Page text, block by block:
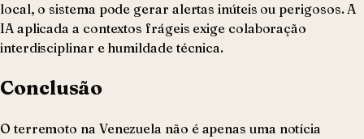
local, o sistema pode gerar alertas inúteis ou perigosos. A
IA aplicada a contextos frágeis exige colaboração
interdisciplinar e humildade técnica.
Conclusão
O terremoto na Venezuela não é apenas uma notícia